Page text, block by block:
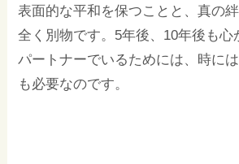
表面的な平和を保つことと、真の
全く別物です。5年後、10年後も心
パートナーでいるためには、時に
も必要なのです。